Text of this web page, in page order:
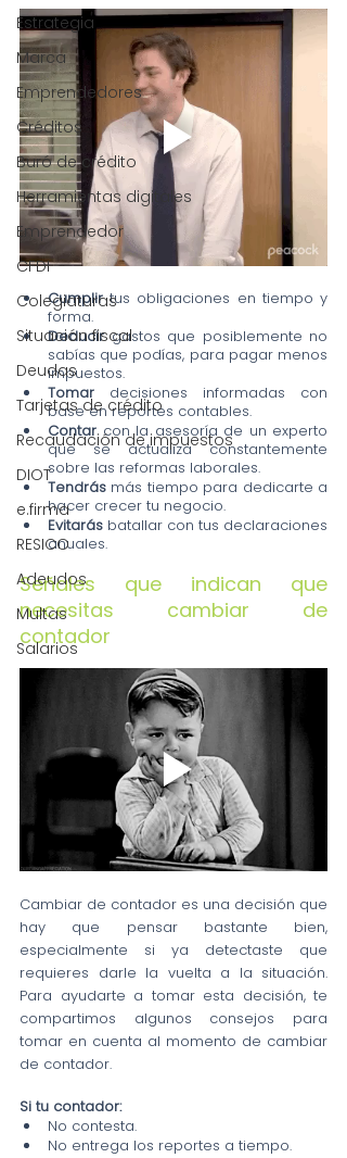
Estrategia
Marca
Emprendedores
Créditos
Buró de crédito
Herramientas digitales
Emprendedor
CFDI
Colegiaturas
Situación fiscal
Deudas
Tarjetas de crédito
Recaudación de impuestos
DIOT
e.firma
RESICO
Adeudos
Multas
Salarios
Cumplir tus obligaciones en tiempo y
forma.
Deducir gastos que posiblemente no
sabías que podías, para pagar menos
impuestos.
Tomar decisiones informadas con
base en reportes contables.
Contar con la asesoría de un experto
que se actualiza constantemente
sobre las reformas laborales.
Tendrás más tiempo para dedicarte a
hacer crecer tu negocio.
Evitarás batallar con tus declaraciones
anuales.
Señales que indican que
necesitas cambiar de
contador
Cambiar de contador es una decisión que
hay que pensar bastante bien,
especialmente si ya detectaste que
requieres darle la vuelta a la situación.
Para ayudarte a tomar esta decisión, te
compartimos algunos consejos para
tomar en cuenta al momento de cambiar
de contador.
Si tu contador:
No contesta.
No entrega los reportes a tiempo.